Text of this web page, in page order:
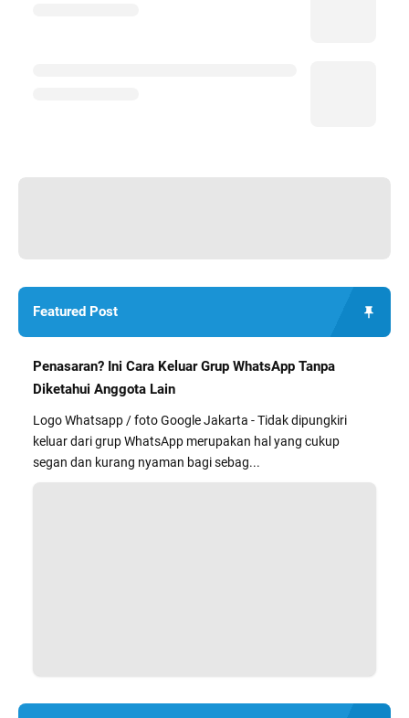
Featured Post
Penasaran? Ini Cara Keluar Grup WhatsApp Tanpa
Diketahui Anggota Lain
Logo Whatsapp / foto Google Jakarta - Tidak dipungkiri
keluar dari grup WhatsApp merupakan hal yang cukup
segan dan kurang nyaman bagi sebag...